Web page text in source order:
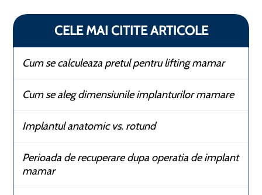
CELE MAI CITITE ARTICOLE
Cum se calculeaza pretul pentru lifting mamar
Cum se aleg dimensiunile implanturilor mamare
Implantul anatomic vs. rotund
Perioada de recuperare dupa operatia de implant
mamar